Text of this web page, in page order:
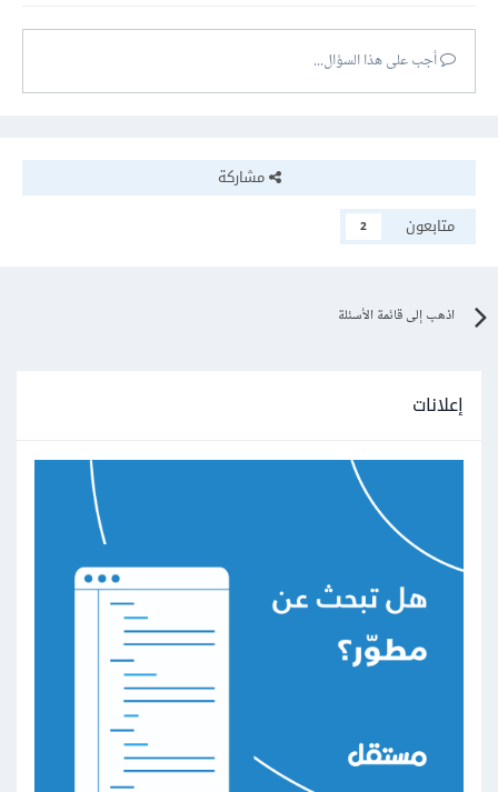
أجب على هذا السؤال...
مشاركة
متابعون
2
اذهب إلى قائمة الأسئلة
إعلانات